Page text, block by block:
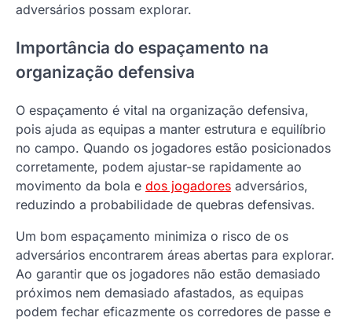
adversários possam explorar.
Importância do espaçamento na
organização defensiva
O espaçamento é vital na organização defensiva,
pois ajuda as equipas a manter estrutura e equilíbrio
no campo. Quando os jogadores estão posicionados
corretamente, podem ajustar-se rapidamente ao
movimento da bola e dos jogadores adversários,
reduzindo a probabilidade de quebras defensivas.
Um bom espaçamento minimiza o risco de os
adversários encontrarem áreas abertas para explorar.
Ao garantir que os jogadores não estão demasiado
próximos nem demasiado afastados, as equipas
podem fechar eficazmente os corredores de passe e